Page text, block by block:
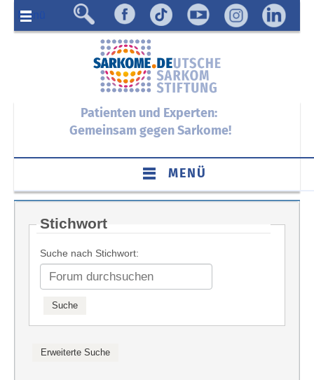
Menü
Patienten und Experten:
Gemeinsam gegen Sarkome!
MENÜ
Stichwort
Suche nach Stichwort: